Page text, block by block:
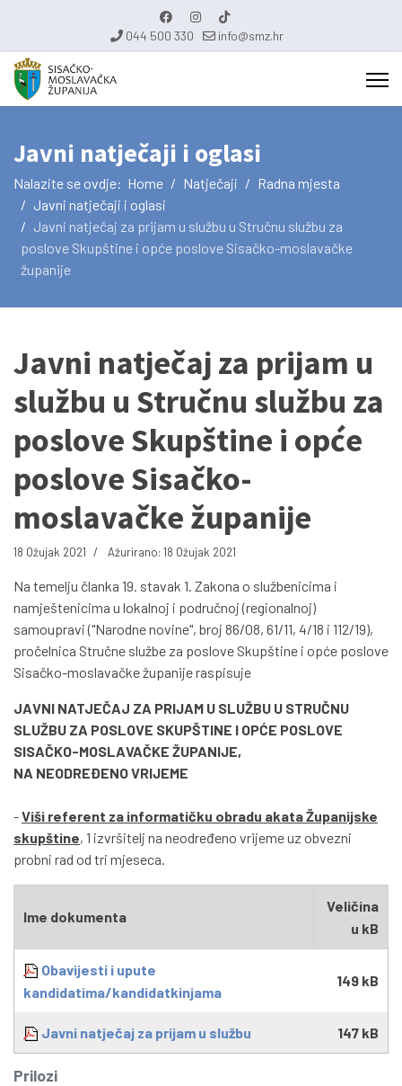
044 500 330 info@smz.hr
Javni natječaji i oglasi
Nalazite se ovdje: Home Natječaji
Radna mjesta
Javni natječaji i oglasi
Javni natječaj za prijam u službu u Stručnu službu za
poslove Skupštine i opće poslove Sisačko-moslavačke
županije
Javni natječaj za prijam u
službu u Stručnu službu za
poslove Skupštine i opće
poslove Sisačko-
moslavačke županije
18 Ožujak 2021 Ažurirano: 18 Ožujak 2021
Na temelju članka 19. stavak 1. Zakona o službenicima i
namještenicima u lokalnoj i područnoj (regionalnoj)
samoupravi ("Narodne novine", broj 86/08, 61/11, 4/18 i 112/19),
pročelnica Stručne službe za poslove Skupštine i opće poslove
Sisačko-moslavačke županije raspisuje
JAVNI NATJEČAJ ZA PRIJAM U SLUŽBU U STRUČNU
SLUŽBU ZA POSLOVE SKUPŠTINE I OPĆE POSLOVE
SISAČKO-MOSLAVAČKE ŽUPANIJE,
NA NEODREĐENO VRIJEME
-Viši referent za informatičku obradu akata Županijske
skupštine, 1 izvršitelj na neodređeno vrijeme uz obvezni
probni rad od tri mjeseca.
Prilozi
Ime dokumenta
Veličina
u kB
Obavijesti i upute
kandidatima/kandidatkinjama
149 kB
Javni natječaj za prijam u službu 147 kB